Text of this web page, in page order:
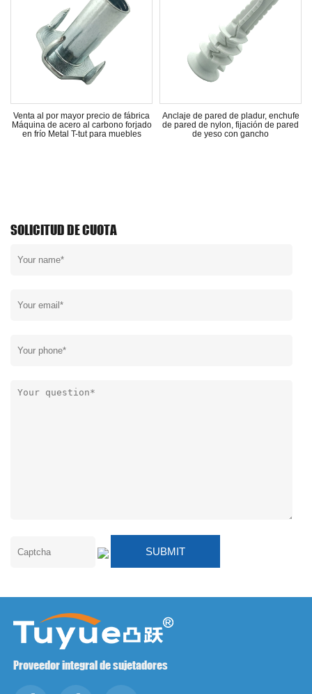
Venta al por mayor precio de fábrica
Máquina de acero al carbono forjado
en frío Metal T-tut para muebles
Anclaje de pared de pladur, enchufe
de pared de nylon, fijación de pared
de yeso con gancho
SOLICITUD DE CUOTA
Proveedor integral de sujetadores